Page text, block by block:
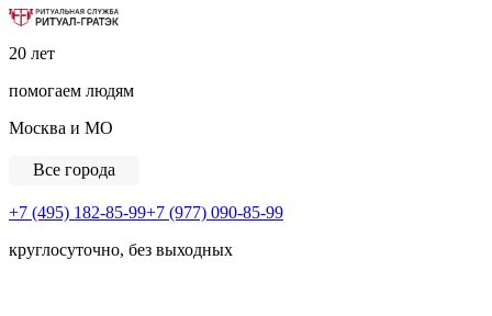
Ритуальная Служба «Ритуал-ГРАТЭК»
20 лет
помогаем людям
Москва и МО
Все города
+7 (495) 182-85-99+7 (977) 090-85-99
круглосуточно, без выходных